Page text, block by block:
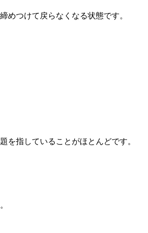
めつけて戻らなくなる状態です。
を指していることがほとんどです。